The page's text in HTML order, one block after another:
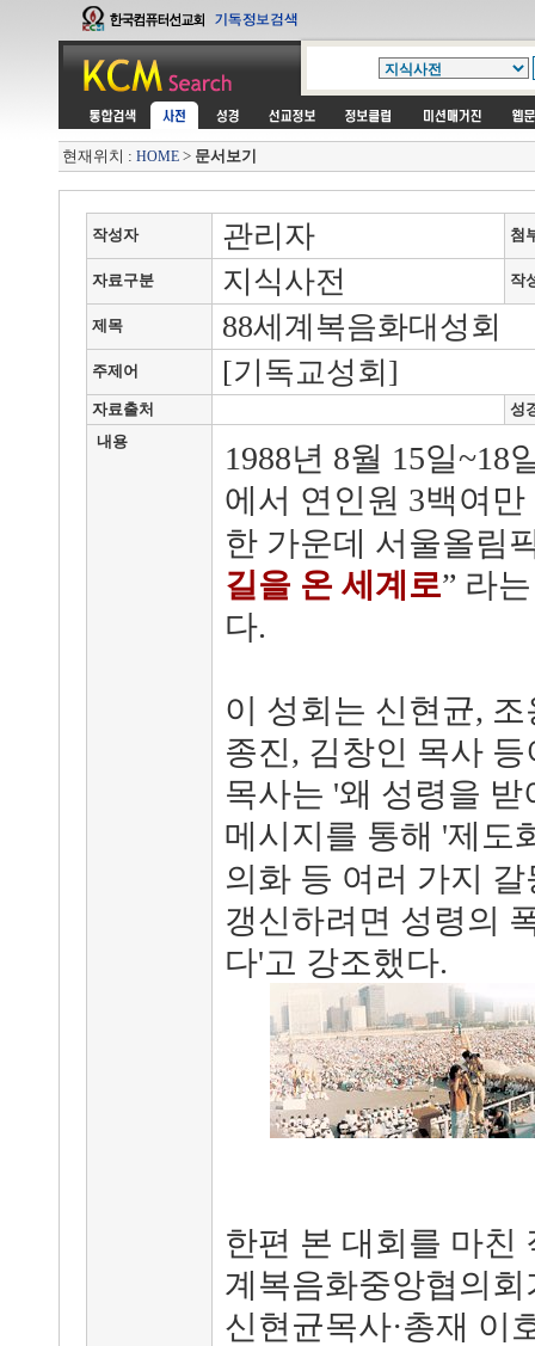
현재위치 : HOME > 문서보기
작성자 관리자 첨
자료구분 지식사전 작
제목 88세계복음화대성회
주제어 [기독교성회]
자료출처
성
내용
1988년 8월 15일~18
에서 연인원 3백여
한 가운데 서울올림
길을 온 세계로” 라
다.
이 성회는 신현균,
종진, 김창인 목사
목사는 '왜 성령을
메시지를 통해 '제도
의화 등 여러 가지
갱신하려면 성령의
다'고 강조했다.
한편 본 대회를 마친
계복음화중앙협의
신현균목사·총재 이